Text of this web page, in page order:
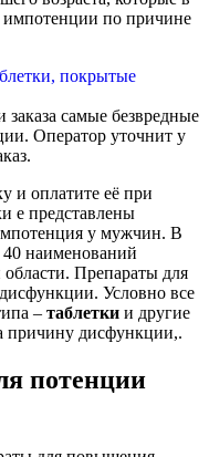
импотенции по причине
самые безвредные
Оператор уточнит у
и оплатите её при
е представлены
у мужчин. В
наименований
Препараты для
Условно все
– таблетки и другие
причину дисфункции,.
потенции